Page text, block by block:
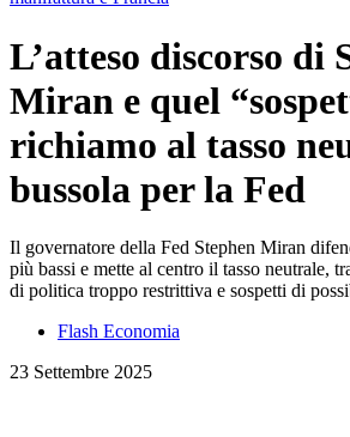
L’atteso discorso di
Miran e quel
richiamo al tasso
bussola per la Fed
Il governatore della Fed Stephen Miran
più bassi e mette al centro il tasso neutrale,
di politica troppo restrittiva e sospetti di
Flash Economia
23 Settembre 2025